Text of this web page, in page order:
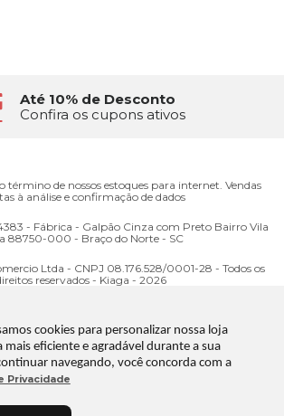
cookies para personalizar nossa loja
eficiente e agradável durante a sua
navegando, você concorda com a
Privacidade
Até 10% de Desconto
Confira os cupons ativos
término de nossos estoques para internet. Vendas
à análise e confirmação de dados
- Fábrica - Galpão Cinza com Preto Bairro Vila
88750-000 - Braço do Norte - SC
Ltda - CNPJ 08.176.528/0001-28 - Todos os
reservados - Kiaga - 2026